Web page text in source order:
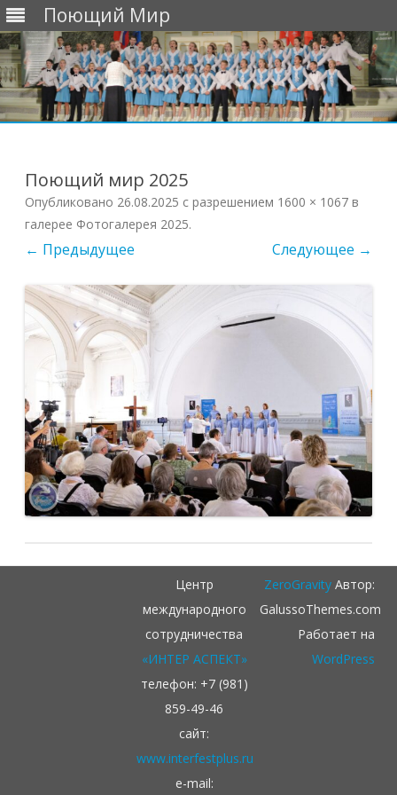
Поющий Мир
Поющий мир 2025
Опубликовано 26.08.2025 с разрешением 1600 × 1067 в
галерее Фотогалерея 2025.
← Предыдущее Следующее →
Центр
международного
сотрудничества
«ИНТЕР АСПЕКТ»
телефон: +7 (981)
859-49-46
сайт:
www.interfestplus.ru
e-mail:
ZeroGravityАвтор:
GalussoThemes.com
Работает на
WordPress